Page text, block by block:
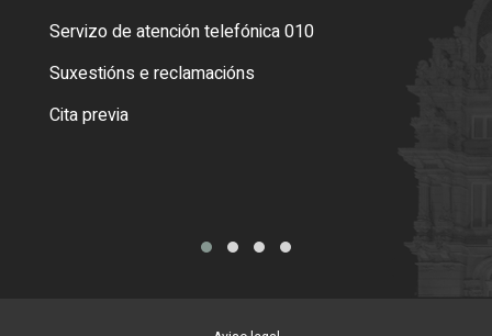
Servizo de atención telefónica 010
Suxestións e reclamacións
Cita previa